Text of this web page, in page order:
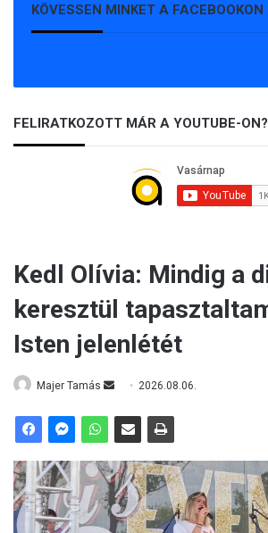
KÖVESSEN MINKET A FACEBOOKON
FELIRATKOZOTT MÁR A YOUTUBE-ON?